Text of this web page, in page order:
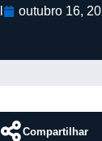
outubro 16,
Compartilhar